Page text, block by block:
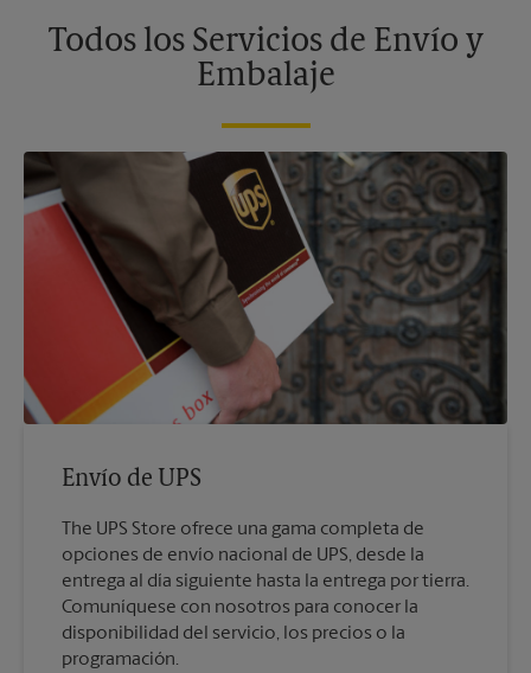
Todos los Servicios de Envío y
Embalaje
Envío de UPS
The UPS Store ofrece una gama completa de
opciones de envío nacional de UPS, desde la
entrega al día siguiente hasta la entrega por tierra.
Comuníquese con nosotros para conocer la
disponibilidad del servicio, los precios o la
programación.